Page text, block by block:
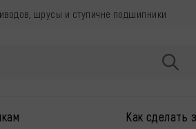
шрусы и ступичне подшипники
Как сделать